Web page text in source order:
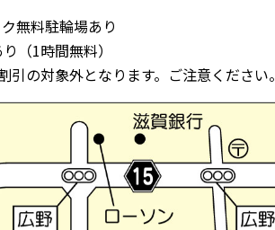
無料駐輪場あり
（1時間無料）
引の対象外となります。ご注意ください。